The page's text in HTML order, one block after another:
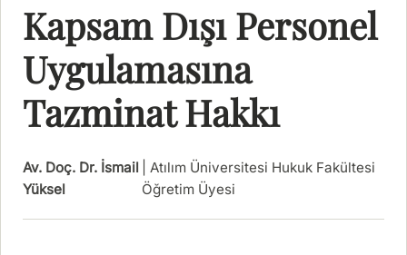
Kapsam Dışı Personel
Uygulamasına
Tazminat Hakkı
Av. Doç. Dr. İsmail
Yüksel
| Atılım Üniversitesi Hukuk Fakültesi
Öğretim Üyesi